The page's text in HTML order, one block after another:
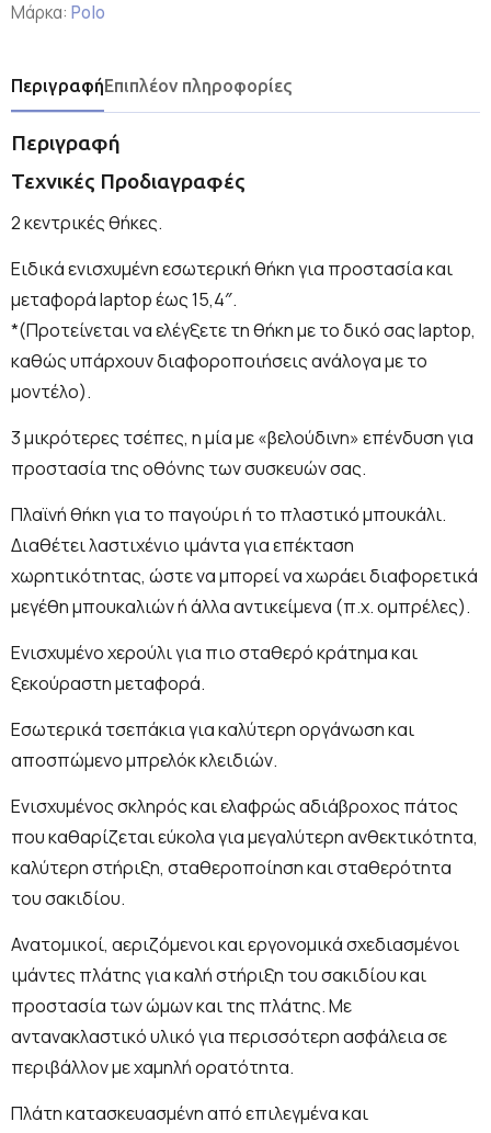
Μάρκα: Polo
ΠεριγραφήΕπιπλέον πληροφορίες
Περιγραφή
Τεχνικές Προδιαγραφές
2 κεντρικές θήκες.
Ειδικά ενισχυμένη εσωτερική θήκη για προστασία και
μεταφορά laptop έως 15,4″.
*(Προτείνεται να ελέγξετε τη θήκη με το δικό σας laptop,
καθώς υπάρχουν διαφοροποιήσεις ανάλογα με το
μοντέλο).
3 μικρότερες τσέπες, η μία με «βελούδινη» επένδυση για
προστασία της οθόνης των συσκευών σας.
Πλαϊνή θήκη για το παγούρι ή το πλαστικό μπουκάλι.
Διαθέτει λαστιχένιο ιμάντα για επέκταση
χωρητικότητας, ώστε να μπορεί να χωράει διαφορετικά
μεγέθη μπουκαλιών ή άλλα αντικείμενα (π.χ. ομπρέλες).
Ενισχυμένο χερούλι για πιο σταθερό κράτηµα και
ξεκούραστη μεταφορά.
Εσωτερικά τσεπάκια για καλύτερη οργάνωση και
αποσπώμενο μπρελόκ κλειδιών.
Ενισχυμένος σκληρός και ελαφρώς αδιάβροχος πάτος
που καθαρίζεται εύκολα για μεγαλύτερη ανθεκτικότητα,
καλύτερη στήριξη, σταθεροποίηση και σταθερότητα
του σακιδίου.
Ανατομικοί, αεριζόμενοι και εργονομικά σχεδιασμένοι
ιμάντες πλάτης για καλή στήριξη του σακιδίου και
προστασία των ώμων και της πλάτης. Με
αντανακλαστικό υλικό για περισσότερη ασφάλεια σε
περιβάλλον με χαμηλή ορατότητα.
Πλάτη κατασκευασμένη από επιλεγμένα και